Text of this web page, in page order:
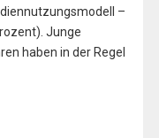
–
Junge
haben in der Regel